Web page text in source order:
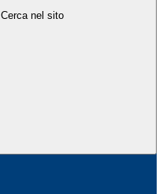
Cerca nel sito